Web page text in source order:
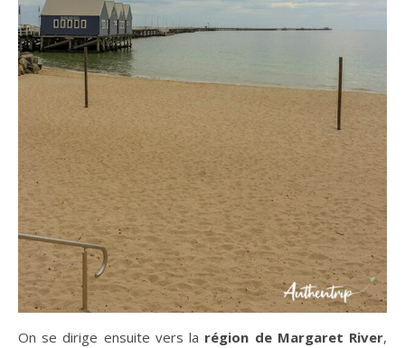
On se dirige ensuite vers la région de Margaret River,